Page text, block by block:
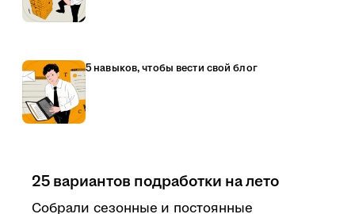
5 навыков, чтобы вести свой блог
25 вариантов подработки на лето
Собрали сезонные и постоянные